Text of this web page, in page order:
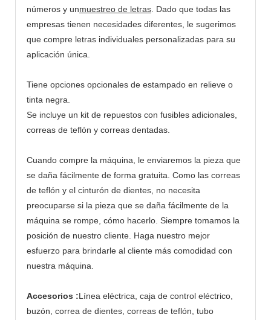
números y unmuestreo de letras . Dado que todas las
empresas tienen necesidades diferentes, le sugerimos
que compre letras individuales personalizadas para su
aplicación única.
Tiene opciones opcionales de estampado en relieve o
tinta negra.
Se incluye un kit de repuestos con fusibles adicionales,
correas de teflón y correas dentadas.
Cuando compre la máquina, le enviaremos la pieza que
se daña fácilmente de forma gratuita. Como las correas
de teflón y el cinturón de dientes, no necesita
preocuparse si la pieza que se daña fácilmente de la
máquina se rompe, cómo hacerlo. Siempre tomamos la
posición de nuestro cliente. Haga nuestro mejor
esfuerzo para brindarle al cliente más comodidad con
nuestra máquina.
Accesorios :Línea eléctrica, caja de control eléctrico,
buzón, correa de dientes, correas de teflón, tubo